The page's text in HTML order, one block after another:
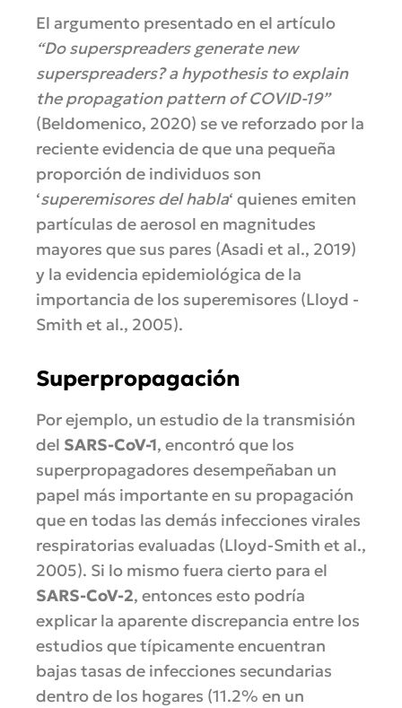
El argumento presentado en el artículo
“Do superspreaders generate new
superspreaders? a hypothesis to explain
the propagation pattern of COVID-19”
(Beldomenico, 2020) se ve reforzado por la
reciente evidencia de que una pequeña
proporción de individuos son
‘superemisores del habla‘ quienes emiten
partículas de aerosol en magnitudes
mayores que sus pares (Asadi et al., 2019)
y la evidencia epidemiológica de la
importancia de los superemisores (Lloyd -
Smith et al., 2005).
Superpropagación
Por ejemplo, un estudio de la transmisión
del SARS-CoV-1, encontró que los
superpropagadores desempeñaban un
papel más importante en su propagación
que en todas las demás infecciones virales
respiratorias evaluadas (Lloyd-Smith et al.,
2005). Si lo mismo fuera cierto para el
SARS-CoV-2, entonces esto podría
explicar la aparente discrepancia entre los
estudios que típicamente encuentran
bajas tasas de infecciones secundarias
dentro de los hogares (11.2% en un